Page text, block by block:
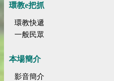
環教e把抓
環教快遞
一般民眾
本場簡介
影音簡介